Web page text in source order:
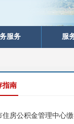
服务 服
指南
住房公积金管理中心